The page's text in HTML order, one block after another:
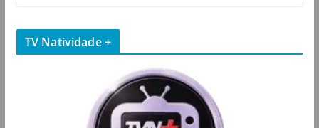
TV Natividade +